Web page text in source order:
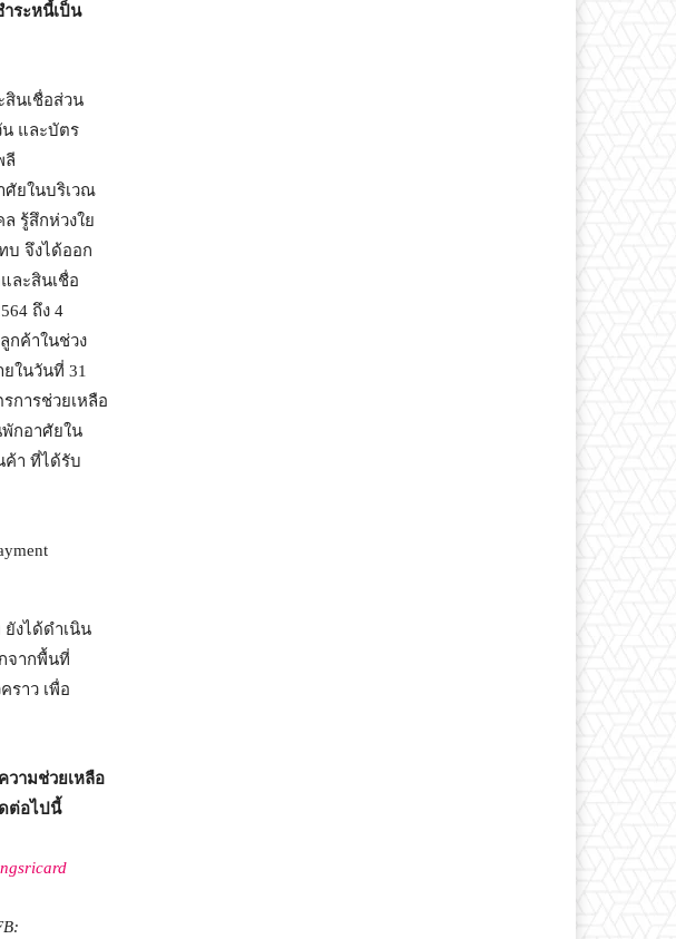
ระหนี้เป็น
นเชื่อส่วน
น และบัตร
ลี
ศัยในบริเวณ
รู้สึกห่วงใย
บ จึงได้ออก
ละสินเชื่อ
ถึง 4
กค้าในช่วง
ในวันที่ 31
การช่วยเหลือ
กอาศัยใน
ค้า ที่ได้รับ
งได้ดำเนิน
จากพื้นที่
ราว เพื่อ
วามช่วยเหลือ
ต่อไปนี้